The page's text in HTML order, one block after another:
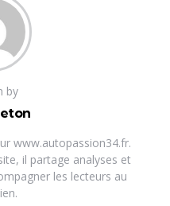
by
www.autopassion34.fr.
il partage analyses et
les lecteurs au